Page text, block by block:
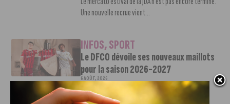
Une nouvelle recrue vient...
INFOS,SPORT
Le DFCO dévoile ses nouveaux maillots
pour la saison 2026-2027
6 AOÛT, 2026
Le club dijonnais a présenté ses nouveaux maillots
pour son retour en Ligue 2....